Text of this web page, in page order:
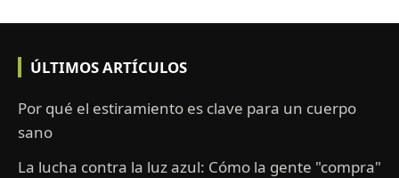
ÚLTIMOS ARTÍCULOS
Por qué el estiramiento es clave para un cuerpo
sano
La lucha contra la luz azul: Cómo la gente "compra"